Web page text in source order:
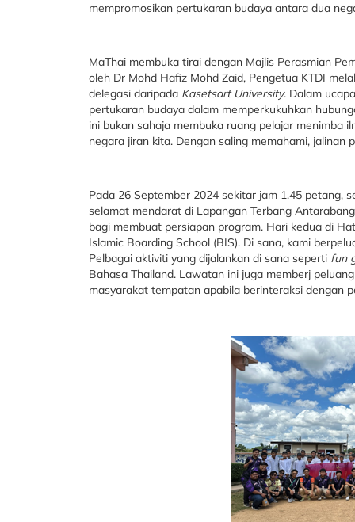
mempromosikan pertukaran budaya antara dua
MaThai membuka tirai dengan Majlis Perasmian
oleh Dr Mohd Hafiz Mohd Zaid, Pengetua KTDI
delegasi daripada Kasetsart University. Dalam
pertukaran budaya dalam memperkukuhkan
ini bukan sahaja membuka ruang pelajar menimba
negara jiran kita. Dengan saling memahami, jalinan
Pada 26 September 2024 sekitar jam 1.45 petang,
selamat mendarat di Lapangan Terbang
bagi membuat persiapan program. Hari kedua di
Islamic Boarding School (BIS). Di sana, kami
Pelbagai aktiviti yang dijalankan di sana seperti fun
Bahasa Thailand. Lawatan ini juga memberj
masyarakat tempatan apabila berinteraksi dengan